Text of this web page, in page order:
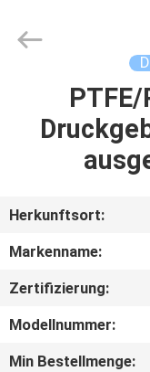
PRODUKTE
ÜBER
UNS
FABRIK-
AUSFLUG
Export
Co.,Ltd..
Herkunftsort:
Markenname:
Zertifizierung:
Modellnummer:
Min Bestellmenge: